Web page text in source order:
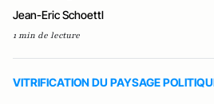
Jean-Eric Schoettl
1 min de lecture
VITRIFICATION DU PAYSAGE